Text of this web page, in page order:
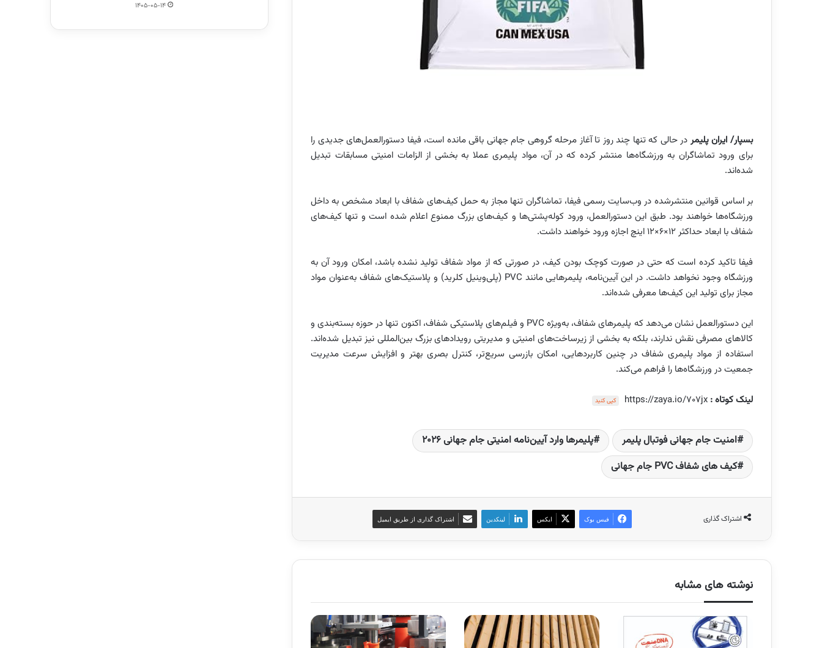
بسپار/ ایران پلیمر در حالی که تنها چند روز تا آغاز مرحله گروهی جام جهانی باقی مانده است، فیفا دستورالعمل‌های جدیدی را
برای ورود تماشاگران به ورزشگاه‌ها منتشر کرده که در آن، مواد پلیمری عملا به بخشی از الزامات امنیتی مسابقات تبدیل
شده‌اند.
بر اساس قوانین منتشرشده در وب‌سایت رسمی فیفا، تماشاگران تنها مجاز به حمل کیف‌های شفاف با ابعاد مشخص به داخل
ورزشگاه‌ها خواهند بود. طبق این دستورالعمل، ورود کوله‌پشتی‌ها و کیف‌های بزرگ ممنوع اعلام شده است و تنها کیف‌های
شفاف با ابعاد حداکثر ۱۲×۶×۱۲ اینچ اجازه ورود خواهند داشت.
فیفا تاکید کرده است که حتی در صورت کوچک بودن کیف، در صورتی که از مواد شفاف تولید نشده باشد، امکان ورود آن به
ورزشگاه وجود نخواهد داشت. در این آیین‌نامه، پلیمرهایی مانند PVC (پلی‌وینیل کلرید) و پلاستیک‌های شفاف به‌عنوان مواد
مجاز برای تولید این کیف‌ها معرفی شده‌اند.
این دستورالعمل نشان می‌دهد که پلیمرهای شفاف، به‌ویژه PVC و فیلم‌های پلاستیکی شفاف، اکنون تنها در حوزه بسته‌بندی و
کالاهای مصرفی نقش ندارند، بلکه به بخشی از زیرساخت‌های امنیتی و مدیریتی رویدادهای بزرگ بین‌المللی نیز تبدیل شده‌اند.
استفاده از مواد پلیمری شفاف در چنین کاربردهایی، امکان بازرسی سریع‌تر، کنترل بصری بهتر و افزایش سرعت مدیریت
جمعیت در ورزشگاه‌ها را فراهم می‌کند.
لینک کوتاه : https://zaya.io/707jx کپی کنید
امنیت جام جهانی فوتبال پلیمر
پلیمرها وارد آیین‌نامه امنیتی جام جهانی 2026
کیف های شفاف PVC جام جهانی
اشتراک گذاری فیس بوک ایکس لینکدین اشتراک گذاری از طریق ایمیل
نوشته های مشابه
1405-05-14